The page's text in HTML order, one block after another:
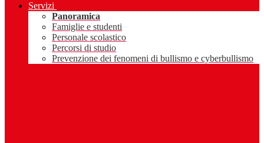
Servizi
Panoramica
Famiglie e studenti
Personale scolastico
Percorsi di studio
Prevenzione dei fenomeni di bullismo e cyberbullismo